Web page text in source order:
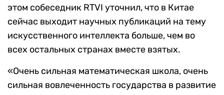
этом собеседник RTVI уточнил, что в Китае
сейчас выходит научных публикаций на тему
искусственного интеллекта больше, чем во
всех остальных странах вместе взятых.
«Очень сильная математическая школа, очень
сильная вовлеченность государства в развитие